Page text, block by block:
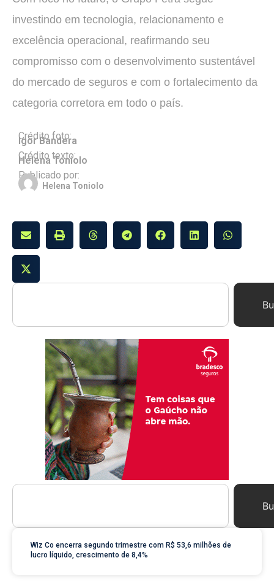
investindo em tecnologia, relacionamento e
excelência operacional, reafirmando seu
compromisso com o desenvolvimento sustentável
do mercado de seguros e com o fortalecimento da
categoria corretora em todo o país.
Crédito foto:
Igor Bandera
Crédito texto:
Helena Toniolo
Publicado por:
Helena Toniolo
Wiz Co encerra segundo trimestre com R$ 53,6 milhões de
lucro líquido, crescimento de 8,4%